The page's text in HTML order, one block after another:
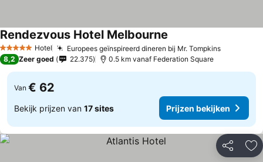
5 Sterren Hotel Europees geïnspireerd dineren bij Mr. Tompkins
Rendezvous Hotel Melbourne
8,2 Zeer goed 22.375 0.5 km vanaf Federation Square
Van € 62
Bekijk prijzen van 17 sites Prijzen bekijken
Delen